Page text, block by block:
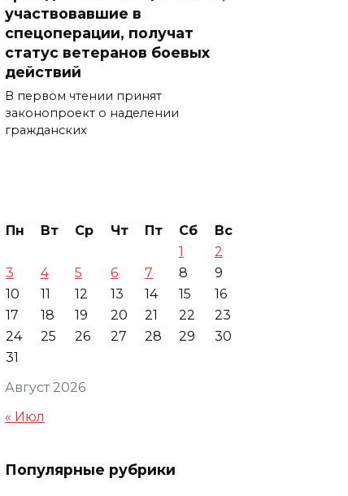
участвовавшие в
спецоперации, получат
статус ветеранов боевых
действий
В первом чтении принят
законопроект о наделении
гражданских
Август 2026
Пн Вт Ср Чт Пт Сб
Вс
1
2
3
4 5 6 7 8
9
10
11 12 13 14 15
16
17
18 19 20 21 22
23
24
25 26 27 28 29
30
31
« Июл
Популярные рубрики